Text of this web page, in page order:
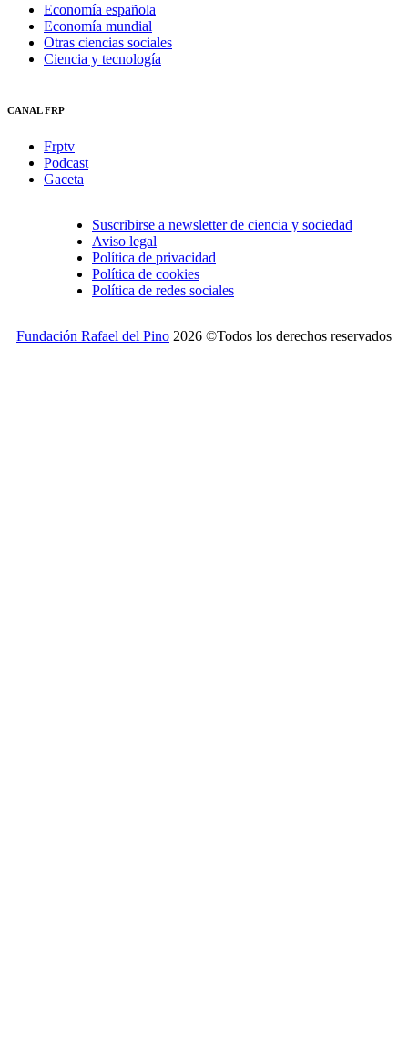
Economía española
Economía mundial
Otras ciencias sociales
Ciencia y tecnología
CANAL FRP
Frptv
Podcast
Gaceta
Suscribirse a newsletter de ciencia y sociedad
Aviso legal
Política de privacidad
Política de cookies
Política de redes sociales
Fundación Rafael del Pino 2026 ©Todos los derechos reservados